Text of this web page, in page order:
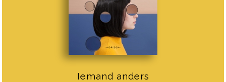
Iemand anders